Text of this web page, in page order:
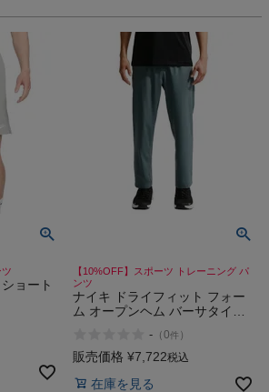
球商品）
トまとめ買い
ョート
【10%OFF】スポーツ トレーニング パ
ンツ
ナイキ ドライフィット フォー
ム オープンヘム バーサタイル
Hem Versatile Pants
- （0件 ）
販売価格 ¥7,722税込
在庫を見る